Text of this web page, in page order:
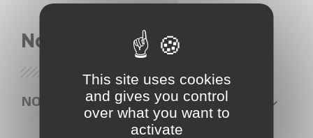
Nos lunettes
NOS PRODUITS
This site uses cookies
and gives you control
over what you want to
activate